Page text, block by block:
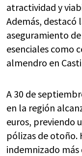
atractividad y
Además,
aseguramiento
esenciales como
almendro en
A 30 de
en la región
euros, previendo
pólizas de otoño.
indemnizado más